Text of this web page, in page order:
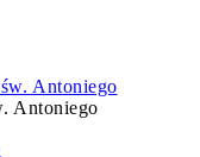
Antoniego